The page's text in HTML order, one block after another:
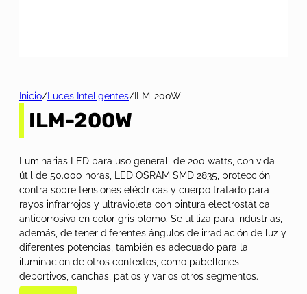
Inicio/Luces Inteligentes/ILM-200W
ILM-200W
Luminarias LED para uso general de 200 watts, con vida
útil de 50.000 horas, LED OSRAM SMD 2835, protección
contra sobre tensiones eléctricas y cuerpo tratado para
rayos infrarrojos y ultravioleta con pintura electrostática
anticorrosiva en color gris plomo. Se utiliza para industrias,
además, de tener diferentes ángulos de irradiación de luz y
diferentes potencias, también es adecuado para la
iluminación de otros contextos, como pabellones
deportivos, canchas, patios y varios otros segmentos.